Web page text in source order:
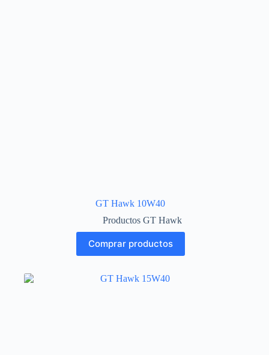
GT Hawk 10W40
Productos GT Hawk
Comprar productos